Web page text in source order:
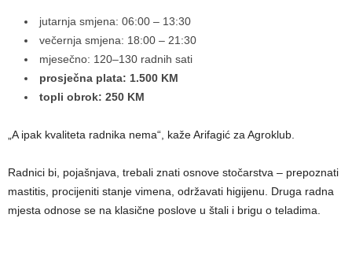
jutarnja smjena: 06:00 – 13:30
večernja smjena: 18:00 – 21:30
mjesečno: 120–130 radnih sati
prosječna plata: 1.500 KM
topli obrok: 250 KM
„A ipak kvaliteta radnika nema“, kaže Arifagić za Agroklub.
Radnici bi, pojašnjava, trebali znati osnove stočarstva – prepoznati
mastitis, procijeniti stanje vimena, održavati higijenu. Druga radna
mjesta odnose se na klasične poslove u štali i brigu o teladima.